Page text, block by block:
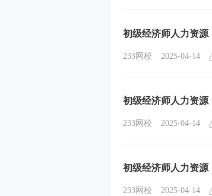
初级经济师人力资源
233网校 2025-04-14
初级经济师人力资源
233网校 2025-04-14
初级经济师人力资源
233网校 2025-04-14